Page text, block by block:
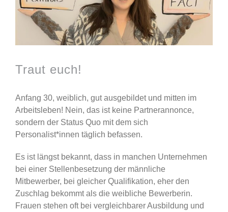
Traut euch!
Anfang 30, weiblich, gut ausgebildet und mitten im
Arbeitsleben! Nein, das ist keine Partnerannonce,
sondern der Status Quo mit dem sich
Personalist*innen täglich befassen.
Es ist längst bekannt, dass in manchen Unternehmen
bei einer Stellenbesetzung der männliche
Mitbewerber, bei gleicher Qualifikation, eher den
Zuschlag bekommt als die weibliche Bewerberin.
Frauen stehen oft bei vergleichbarer Ausbildung und